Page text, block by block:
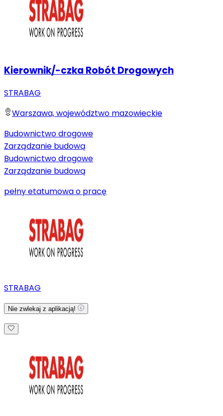
Kierownik/-czka Robót Drogowych
STRABAG
Warszawa, województwo mazowieckie
Budownictwo drogowe
Zarządzanie budową
Budownictwo drogowe
Zarządzanie budową
pełny etatumowa o pracę
STRABAG
Nie zwlekaj z aplikacją!